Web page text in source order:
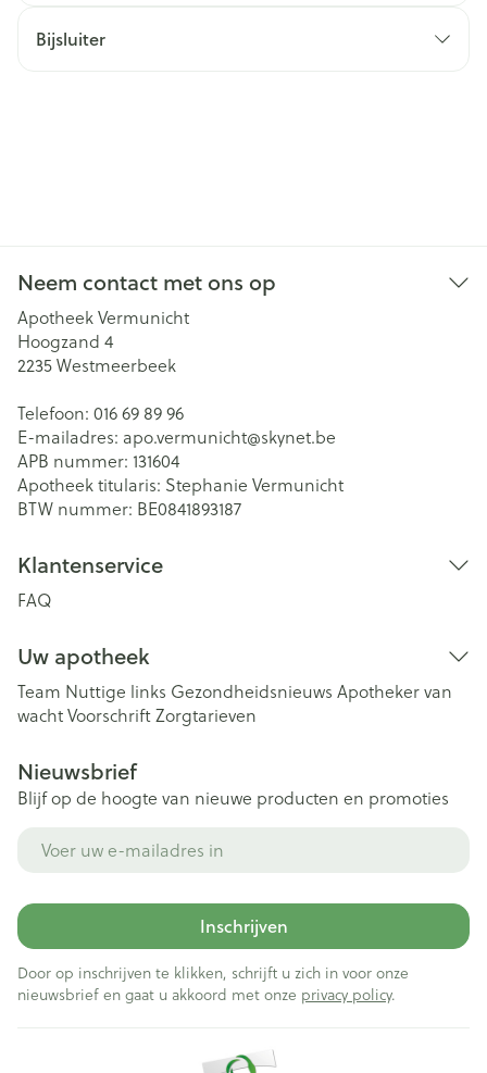
Bijsluiter
Neem contact met ons op
Apotheek Vermunicht
Hoogzand 4
2235Westmeerbeek
Telefoon: 016 69 89 96
E-mailadres: apo.vermunicht@skynet.be
APB nummer: 131604
Apotheek titularis: Stephanie Vermunicht
BTW nummer: BE0841893187
Klantenservice
FAQ
Uw apotheek
Team Nuttige links Gezondheidsnieuws Apotheker van
wachtVoorschriftZorgtarieven
Nieuwsbrief
Blijf op de hoogte van nieuwe producten en promoties
Inschrijven
Door op inschrijven te klikken, schrijft u zich in voor onze
nieuwsbrief en gaat u akkoord met onze privacy policy.